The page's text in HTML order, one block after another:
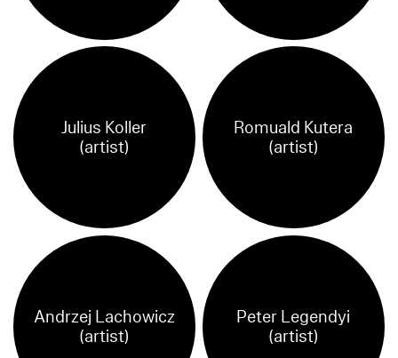
Julius Koller
(artist)
Romuald Kutera
(artist)
Andrzej Lachowicz
(artist)
Peter Legendyi
(artist)